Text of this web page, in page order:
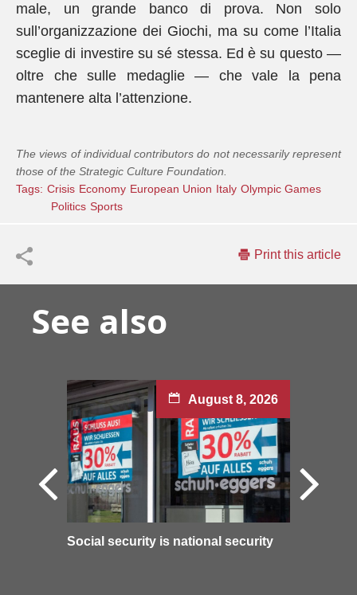
male, un grande banco di prova. Non solo
sull’organizzazione dei Giochi, ma su come l’Italia
sceglie di investire su sé stessa. Ed è su questo —
oltre che sulle medaglie — che vale la pena
mantenere alta l’attenzione.
The views of individual contributors do not necessarily represent
those of the Strategic Culture Foundation.
Tags: Crisis Economy European Union Italy Olympic Games
Politics Sports
Print this article
See also
August 8, 2026
Social security is national security